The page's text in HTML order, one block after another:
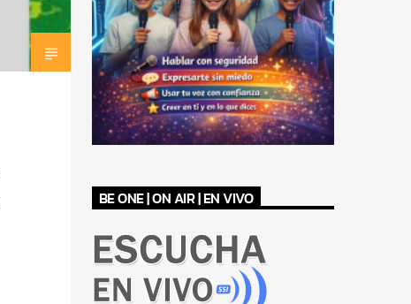
BE ONE | ON AIR | EN VIVO